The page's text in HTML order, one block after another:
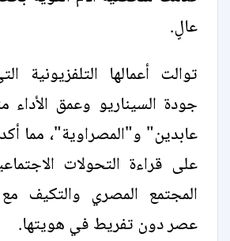
عالٍ.
توالت أعمالها التلفزيونية
جودة السيناريو وعمق
عابدين" و"المصراوية"، مما أكد
على قراءة التحولات
المجتمع المصري والتكيف
عصر دون تفريط في هويتها.